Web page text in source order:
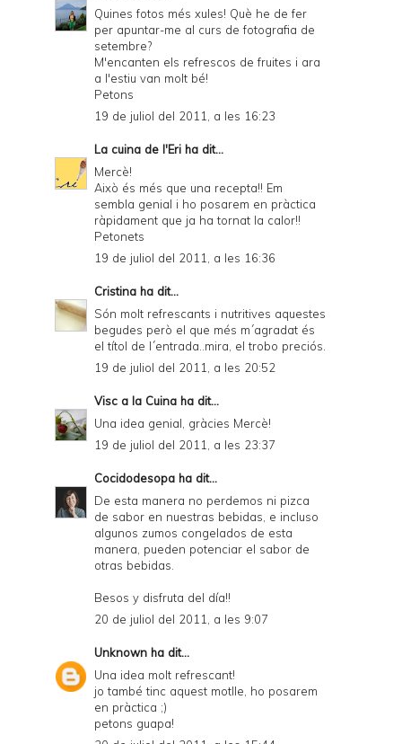
Quines fotos més xules! Què he de fer
per apuntar-me al curs de fotografia de
setembre?
M'encanten els refrescos de fruites i ara
a l'estiu van molt bé!
Petons
19 de juliol del 2011, a les 16:23
La cuina de l'Eri ha dit...
Mercè!
Això és més que una recepta!! Em
sembla genial i ho posarem en pràctica
ràpidament que ja ha tornat la calor!!
Petonets
19 de juliol del 2011, a les 16:36
Cristina ha dit...
Són molt refrescants i nutritives aquestes
begudes però el que més m´agradat és
el títol de l´entrada..mira, el trobo preciós.
19 de juliol del 2011, a les 20:52
Visc a la Cuina ha dit...
Una idea genial, gràcies Mercè!
19 de juliol del 2011, a les 23:37
Cocidodesopa ha dit...
De esta manera no perdemos ni pizca
de sabor en nuestras bebidas, e incluso
algunos zumos congelados de esta
manera, pueden potenciar el sabor de
otras bebidas.
Besos y disfruta del día!!
20 de juliol del 2011, a les 9:07
Unknown ha dit...
Una idea molt refrescant!
jo també tinc aquest motlle, ho posarem
en pràctica ;)
petons guapa!